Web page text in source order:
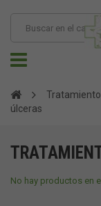
Tratamiento
úlceras
No hay productos en